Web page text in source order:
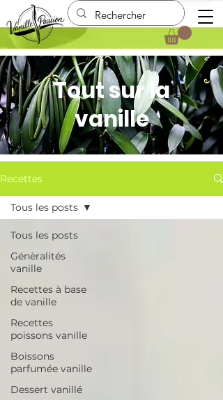
Tout sur la
vanille
Recettes
Tous les posts
Génèralités
vanille
Recettes à base
de vanille
Recettes
poissons vanille
Boissons
parfumée vanille
Dessert vanillé
Tous les posts